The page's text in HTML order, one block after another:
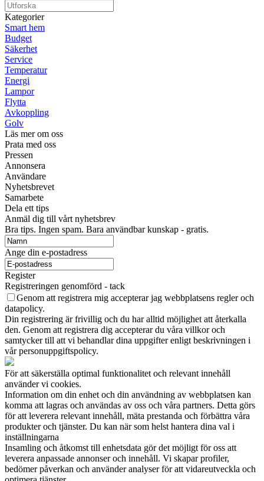
Kategorier
Smart hem
Budget
Säkerhet
Service
Temperatur
Energi
Lampor
Flytta
Avkoppling
Golv
Läs mer om oss
Prata med oss
Pressen
Annonsera
Användare
Nyhetsbrevet
Samarbete
Dela ett tips
Anmäl dig till vårt nyhetsbrev
Bra tips. Ingen spam. Bara användbar kunskap - gratis.
Ange din e-postadress
Register
Registreringen genomförd - tack
Genom att registrera mig accepterar jag webbplatsens regler och
datapolicy.
Din registrering är frivillig och du har alltid möjlighet att återkalla
den. Genom att registrera dig accepterar du våra villkor och
samtycker till att vi behandlar dina uppgifter enligt beskrivningen i
vår personuppgiftspolicy.
För att säkerställa optimal funktionalitet och relevant innehåll
använder vi cookies.
Information om din enhet och din användning av webbplatsen kan
komma att lagras och användas av oss och våra partners. Detta görs
för att leverera relevant innehåll, mäta prestanda och förbättra våra
produkter och tjänster. Du kan när som helst hantera dina val i
inställningarna
Insamling och åtkomst till enhetsdata gör det möjligt för oss att
leverera anpassade annonser och innehåll. Vi skapar profiler,
bedömer påverkan och använder analyser för att vidareutveckla och